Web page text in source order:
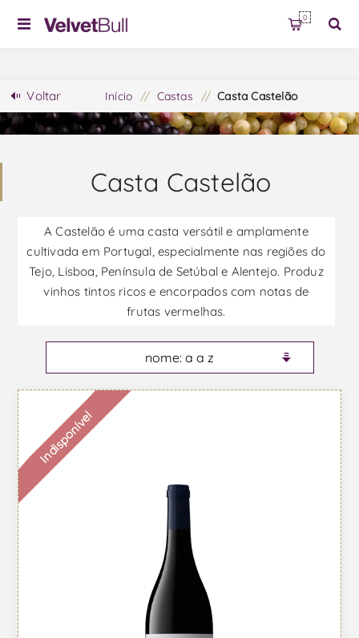
0
Voltar Início / Castas / Casta Castelão
Casta Castelão
A Castelão é uma casta versátil e amplamente
cultivada em Portugal, especialmente nas regiões do
Tejo, Lisboa, Península de Setúbal e Alentejo. Produz
vinhos tintos ricos e encorpados com notas de
frutas vermelhas.
Indisponível